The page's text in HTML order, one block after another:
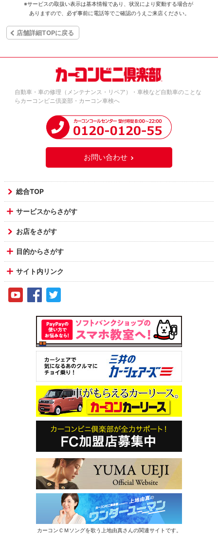
※サービスの取扱い表示は基本情報であり、状況により変動する場合が
ありますので、必ず事前に電話等でご確認のうえご来店ください。
店舗詳細TOPに戻る
自動車・車の修理（メンテナンス・リペア）・車検など自動車のことな
らカーコンビニ倶楽部・カーコン車検へ
お問い合わせ
総合TOP
サービスからさがす
お店をさがす
目的からさがす
サイト内リンク
カーコンＣＭソングを歌う上地由真さんの関連サイトです。